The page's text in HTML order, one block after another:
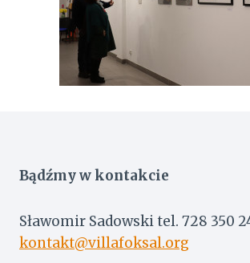
Bądźmy w kontakcie
Sławomir Sadowski tel. 728 350
kontakt@villafoksal.org